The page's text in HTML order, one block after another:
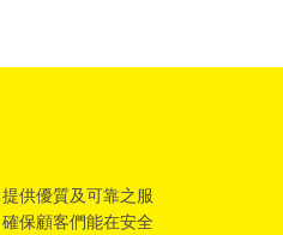
供優質及可靠之服
保顧客們能在安全